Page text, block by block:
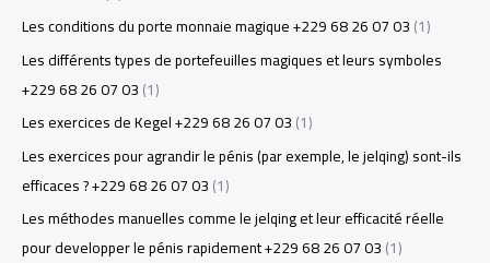
Les conditions du porte monnaie magique +229 68 26 07 03(1)
Les différents types de portefeuilles magiques et leurs symboles
+229 68 26 07 03(1)
Les exercices de Kegel +229 68 26 07 03(1)
Les exercices pour agrandir le pénis (par exemple, le jelqing) sont-ils
efficaces ? +229 68 26 07 03(1)
Les méthodes manuelles comme le jelqing et leur efficacité réelle
pour developper le pénis rapidement +229 68 26 07 03(1)